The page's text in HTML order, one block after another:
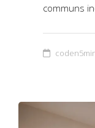
communs